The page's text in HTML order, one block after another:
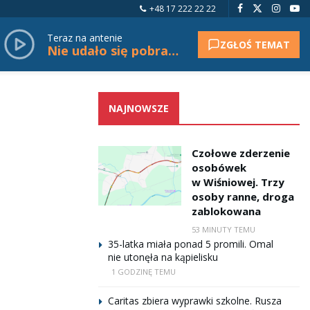
+48 17 222 22 22
Teraz na antenie
Nie udało się pobrać tytułu. ZGŁOŚ TEMAT
NAJNOWSZE
Czołowe zderzenie
osobówek
w Wiśniowej. Trzy
osoby ranne, droga
zablokowana
53 MINUTY TEMU
35-latka miała ponad 5 promili. Omal
nie utonęła na kąpielisku
1 GODZINĘ TEMU
Caritas zbiera wyprawki szkolne. Rusza